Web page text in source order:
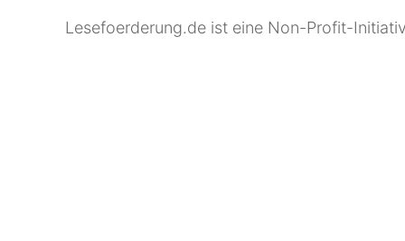
Lesefoerderung.de ist eine Non-Profit-